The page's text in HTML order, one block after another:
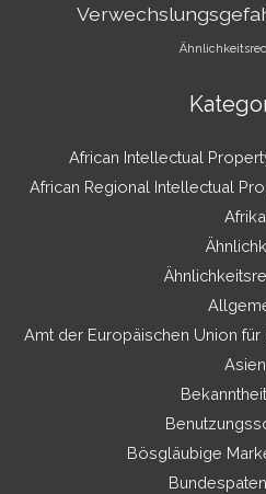
African Intellectual
African Regional Intellectual
Afrika
Amt der Europäischen Union für
Asien
Bösgläubige